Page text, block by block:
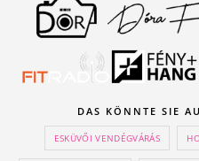
DAS KÖNNTE SIE
ESKÜVŐI VENDÉGVÁRÁS